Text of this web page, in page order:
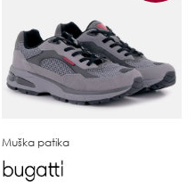
Muška patika